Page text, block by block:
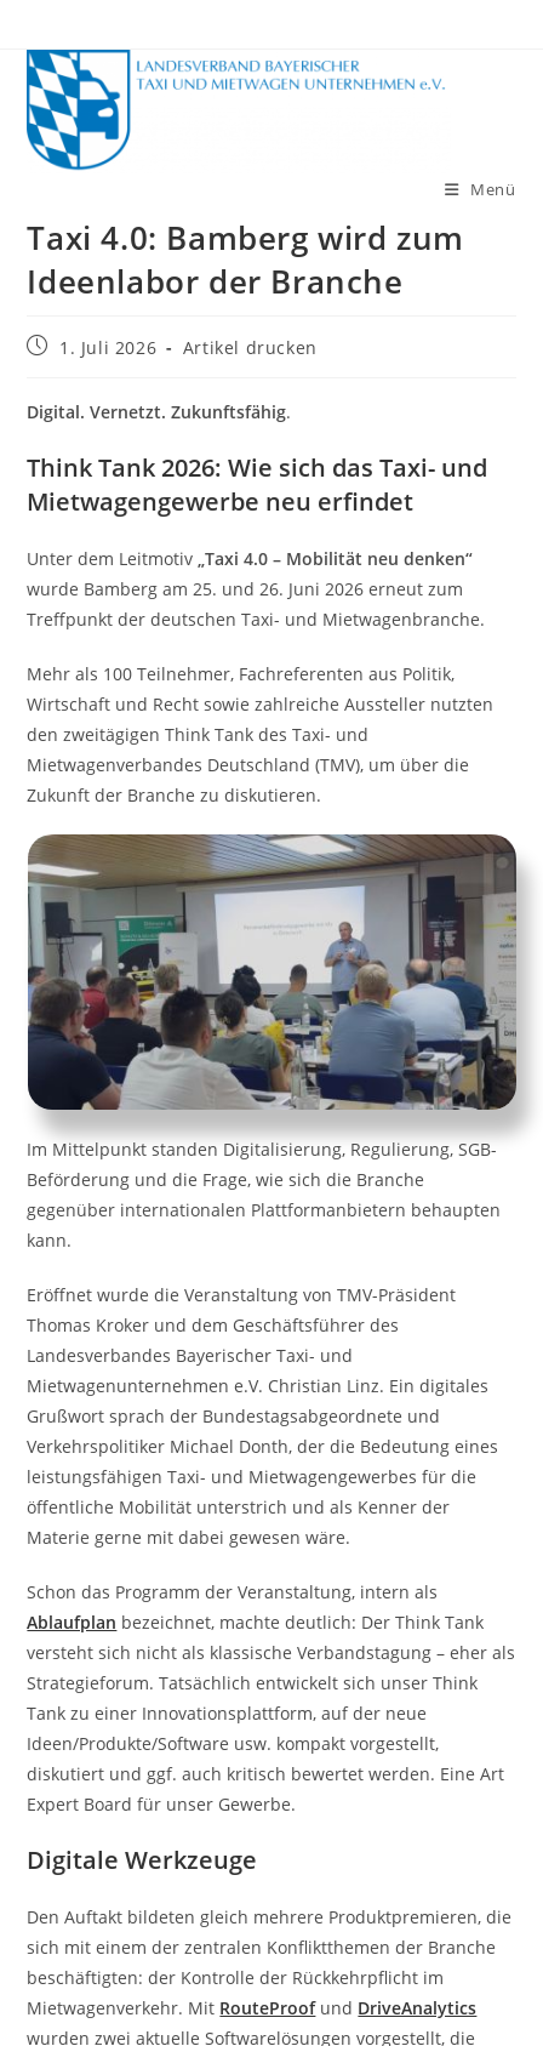
Inhalt
springen
Menü
Taxi 4.0: Bamberg wird zum
Ideenlabor der Branche
Beitrag1. Juli 2026 Artikel drucken
Digital. Vernetzt. Zukunftsfähig.
Think Tank 2026: Wie sich das Taxi- und
Mietwagengewerbe neu erfindet
Unter dem Leitmotiv„Taxi 4.0 – Mobilität neu denken“
wurde Bamberg am 25. und 26. Juni 2026 erneut zum
Treffpunkt der deutschen Taxi- und Mietwagenbranche.
Mehr als 100 Teilnehmer, Fachreferenten aus Politik,
Wirtschaft und Recht sowie zahlreiche Aussteller nutzten
den zweitägigen Think Tank des Taxi- und
Mietwagenverbandes Deutschland (TMV), um über die
Zukunft der Branche zu diskutieren.
Im Mittelpunkt standen Digitalisierung, Regulierung, SGB-
Beförderung und die Frage, wie sich die Branche
gegenüber internationalen Plattformanbietern behaupten
kann.
Eröffnet wurde die Veranstaltung von TMV-Präsident
Thomas Kroker und dem Geschäftsführer des
Landesverbandes Bayerischer Taxi- und
Mietwagenunternehmen e.V. Christian Linz. Ein digitales
Grußwort sprach der Bundestagsabgeordnete und
Verkehrspolitiker Michael Donth, der die Bedeutung eines
leistungsfähigen Taxi- und Mietwagengewerbes für die
öffentliche Mobilität unterstrich und als Kenner der
Materie gerne mit dabei gewesen wäre.
Schon das Programm der Veranstaltung, intern als
Ablaufplan bezeichnet, machte deutlich: Der Think Tank
versteht sich nicht als klassische Verbandstagung – eher als
Strategieforum. Tatsächlich entwickelt sich unser Think
Tank zu einer Innovationsplattform, auf der neue
Ideen/Produkte/Software usw. kompakt vorgestellt,
diskutiert und ggf. auch kritisch bewertet werden. Eine Art
Expert Board für unser Gewerbe.
Digitale Werkzeuge
Den Auftakt bildeten gleich mehrere Produktpremieren, die
sich mit einem der zentralen Konfliktthemen der Branche
beschäftigten: der Kontrolle der Rückkehrpflicht im
Mietwagenverkehr. Mit RouteProofund DriveAnalytics
wurden zwei aktuelle Softwarelösungen vorgestellt, die